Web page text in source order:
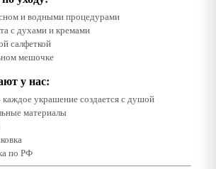
и водными процедурами
с духами и кремами
салфеткой
мешочке
у нас:
украшение создается с душой
материалы
по РФ